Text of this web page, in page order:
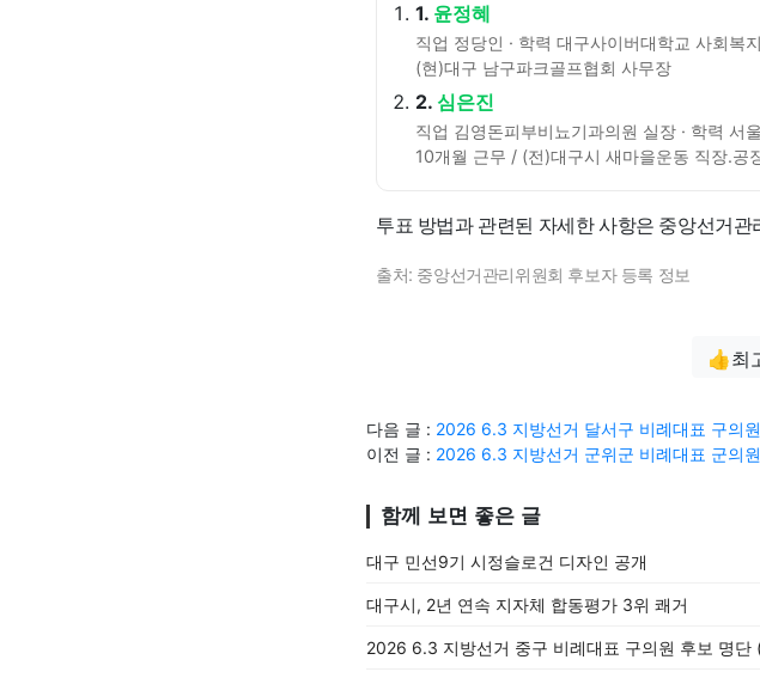
1. 윤정혜
직업 정당인 · 학력 대구사이버대학교 사회복
(현)대구 남구파크골프협회 사무장
2. 심은진
직업 김영돈피부비뇨기과의원 실장 · 학력 서
10개월 근무 / (전)대구시 새마을운동 직장.공
투표 방법과 관련된 자세한 사항은 중앙선거
출처: 중앙선거관리위원회 후보자 등록 정보
👍최
다음 글 : 2026 6.3 지방선거 달서구 비례대표 구의
이전 글 : 2026 6.3 지방선거 군위군 비례대표 군의
함께 보면 좋은 글
대구 민선9기 시정슬로건 디자인 공개
대구시, 2년 연속 지자체 합동평가 3위 쾌거
2026 6.3 지방선거 중구 비례대표 구의원 후보 명단